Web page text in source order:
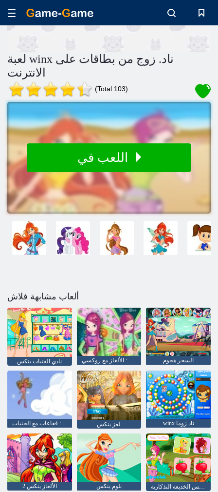
لعبة winx ناد. زوج من بطاقات على
الانترنت
(Total 103)
ألعاب مشابهة فلاش
نادي الفتيات ينكس وينكس: الألغاز مع روكسي السحر هجوم
وينكس: فقاعات مع الجنيات لغز ينكس winx ناد زوما
الألغاز ينكس 2 بلوم ينكس نادي ينكس الخديعة التذكارية